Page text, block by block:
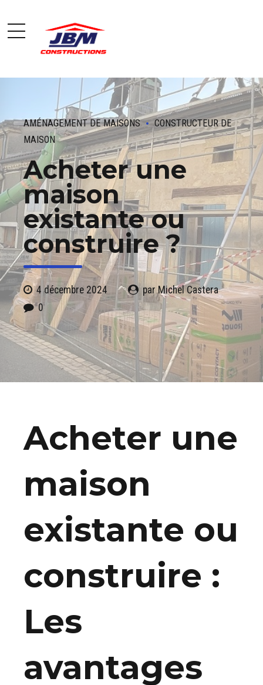
AMÉNAGEMENT DE MAISONS
CONSTRUCTEUR DE
MAISON
Acheter une
maison
existante ou
construire ?
4 décembre 2024
par Michel Castera
0
Acheter une
maison
existante ou
construire :
Les
avantages